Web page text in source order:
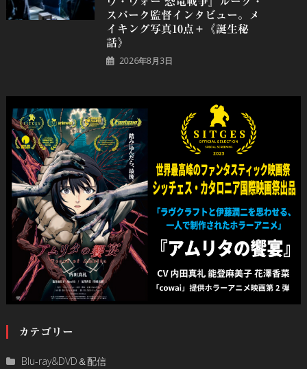
スパーク監督インタビュー。メ
イキング写真10点＋《誕⽣秘
話》
2026年8月3日
カテゴリー
Blu-ray&DVD＆配信